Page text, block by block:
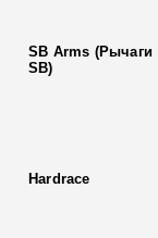
SB Arms (Рычаги
SB)
Hardrace